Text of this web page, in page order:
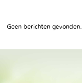
Geen berichten gevonden.